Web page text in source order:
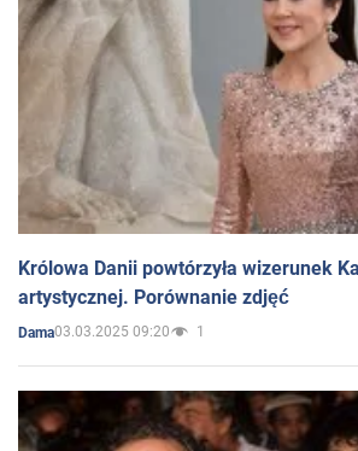
Królowa Danii powtórzyła wizerunek
artystycznej. Porównanie zdjęć
Dama03.03.2025 09:20 1